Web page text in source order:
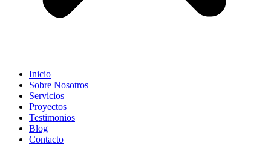
Inicio
Sobre Nosotros
Servicios
Proyectos
Testimonios
Blog
Contacto